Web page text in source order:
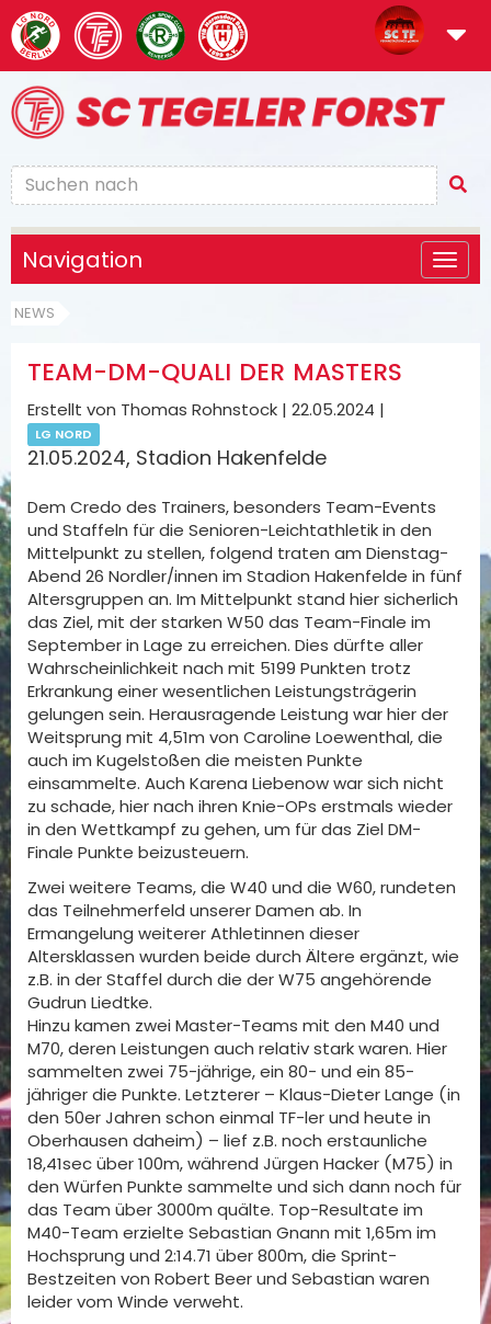
Navigation
NEWS
TEAM-DM-QUALI DER MASTERS
Erstellt von Thomas Rohnstock | 22.05.2024 |
LG NORD
21.05.2024, Stadion Hakenfelde
Dem Credo des Trainers, besonders Team-Events
und Staffeln für die Senioren-Leichtathletik in den
Mittelpunkt zu stellen, folgend traten am Dienstag-
Abend 26 Nordler/innen im Stadion Hakenfelde in fünf
Altersgruppen an. Im Mittelpunkt stand hier sicherlich
das Ziel, mit der starken W50 das Team-Finale im
September in Lage zu erreichen. Dies dürfte aller
Wahrscheinlichkeit nach mit 5199 Punkten trotz
Erkrankung einer wesentlichen Leistungsträgerin
gelungen sein. Herausragende Leistung war hier der
Weitsprung mit 4,51m von Caroline Loewenthal, die
auch im Kugelstoßen die meisten Punkte
einsammelte. Auch Karena Liebenow war sich nicht
zu schade, hier nach ihren Knie-OPs erstmals wieder
in den Wettkampf zu gehen, um für das Ziel DM-
Finale Punkte beizusteuern.
Zwei weitere Teams, die W40 und die W60, rundeten
das Teilnehmerfeld unserer Damen ab. In
Ermangelung weiterer Athletinnen dieser
Altersklassen wurden beide durch Ältere ergänzt, wie
z.B. in der Staffel durch die der W75 angehörende
Gudrun Liedtke.
Hinzu kamen zwei Master-Teams mit den M40 und
M70, deren Leistungen auch relativ stark waren. Hier
sammelten zwei 75-jährige, ein 80- und ein 85-
jähriger die Punkte. Letzterer – Klaus-Dieter Lange (in
den 50er Jahren schon einmal TF-ler und heute in
Oberhausen daheim) – lief z.B. noch erstaunliche
18,41sec über 100m, während Jürgen Hacker (M75) in
den Würfen Punkte sammelte und sich dann noch für
das Team über 3000m quälte. Top-Resultate im
M40-Team erzielte Sebastian Gnann mit 1,65m im
Hochsprung und 2:14.71 über 800m, die Sprint-
Bestzeiten von Robert Beer und Sebastian waren
leider vom Winde verweht.